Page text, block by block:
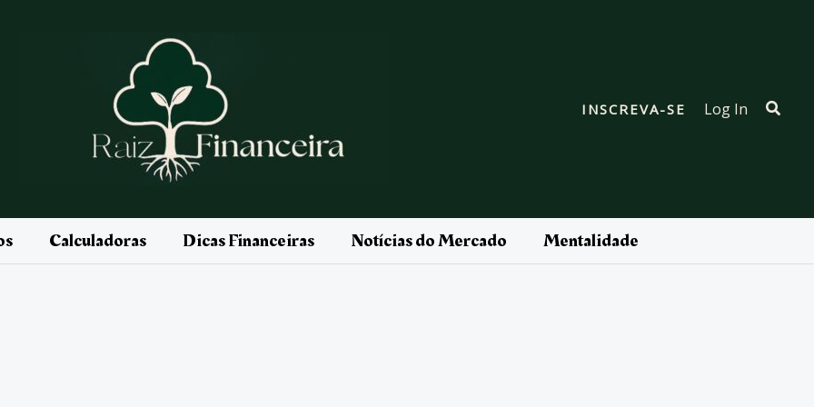
INSCREVA-SE Log In
Calculadoras Dicas Financeiras Notícias do Mercado Mentalidade